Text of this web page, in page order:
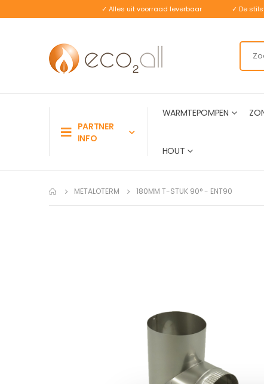
✓ Alles uit voorraad leverbaar ✓ De
PARTNER
INFO
WARMTEPOMPEN
HOUT
METALOTERM 180MM T-STUK 90° - ENT90